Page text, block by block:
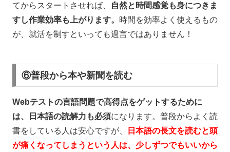
てからスタートさせれば、
自然と時間感覚も身につきま
すし作業効率も上がります。 時間を効率よく使えるもの
が、就活を制すといっても過言ではありません！
⑥普段から本や新聞を読む
Webテストの言語問題で高得点をゲットするために
は、日本語の読解力も必須になります。普段からよく読
書をしている人は安心ですが、
日本語の長文を読むと頭
が痛くなってしまうという人は、少しずつでもいいから